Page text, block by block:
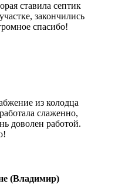
ставила септик
закончились
спасибо!
из колодца
слаженно,
доволен работой.
(Владимир)